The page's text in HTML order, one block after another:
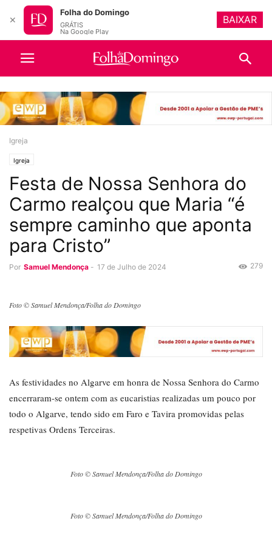
Igreja
Igreja
Festa de Nossa Senhora do
Carmo realçou que Maria “é
sempre caminho que aponta
para Cristo”
Por Samuel Mendonça - 17 de Julho de 2024 279
Foto © Samuel Mendonça/Folha do Domingo
As festividades no Algarve em honra de Nossa Senhora do Carmo
encerraram-se ontem com as eucaristias realizadas um pouco por
todo o Algarve, tendo sido em Faro e Tavira promovidas pelas
respetivas Ordens Terceiras.
Foto © Samuel Mendonça/Folha do Domingo
Foto © Samuel Mendonça/Folha do Domingo
✕
Folha do Domingo
GRÁTIS
Na Google Play
BAIXAR